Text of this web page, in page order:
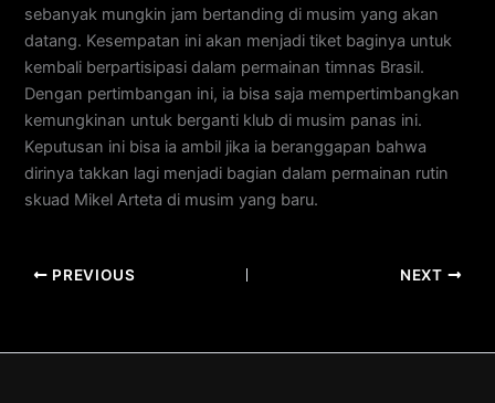
sebanyak mungkin jam bertanding di musim yang akan
datang. Kesempatan ini akan menjadi tiket baginya untuk
kembali berpartisipasi dalam permainan timnas Brasil.
Dengan pertimbangan ini, ia bisa saja mempertimbangkan
kemungkinan untuk berganti klub di musim panas ini.
Keputusan ini bisa ia ambil jika ia beranggapan bahwa
dirinya takkan lagi menjadi bagian dalam permainan rutin
skuad Mikel Arteta di musim yang baru.
PREVIOUS NEXT